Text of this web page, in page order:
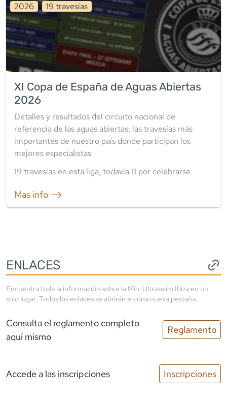
2026 19 travesías
XI Copa de España de Aguas Abiertas
2026
Detalles y resultados del circuito nacional de
referencia de las aguas abiertas: las travesías más
importantes de nuestro país donde participan los
mejores especialistas
19 travesías en esta liga, todavía11 por celebrarse.
Mas info ⟶
ENLACES
Encuentra toda la información sobre la Mini Ultraswim Ibiza en un
solo lugar. Todos los enlaces se abrirán en una nueva pestaña.
Consulta el reglamento completo
aquí mismo
Reglamento
Accede a las inscripciones Inscripciones